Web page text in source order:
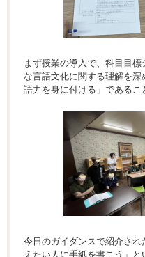
まず授業の導入で、科目目
な言語文化に関する理解を
語力を身に付ける」であるこ
今日のガイダンスで紹介さ
えたい人に手紙を書こう」